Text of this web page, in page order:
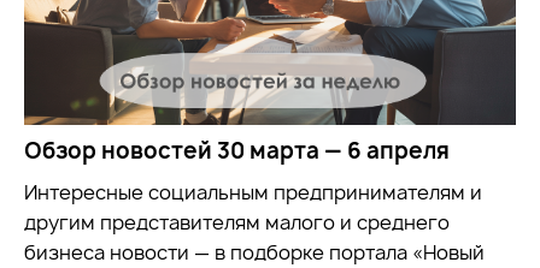
Обзор новостей 30 марта — 6 апреля
Интересные социальным предпринимателям и
другим представителям малого и среднего
бизнеса новости — в подборке портала «Новый